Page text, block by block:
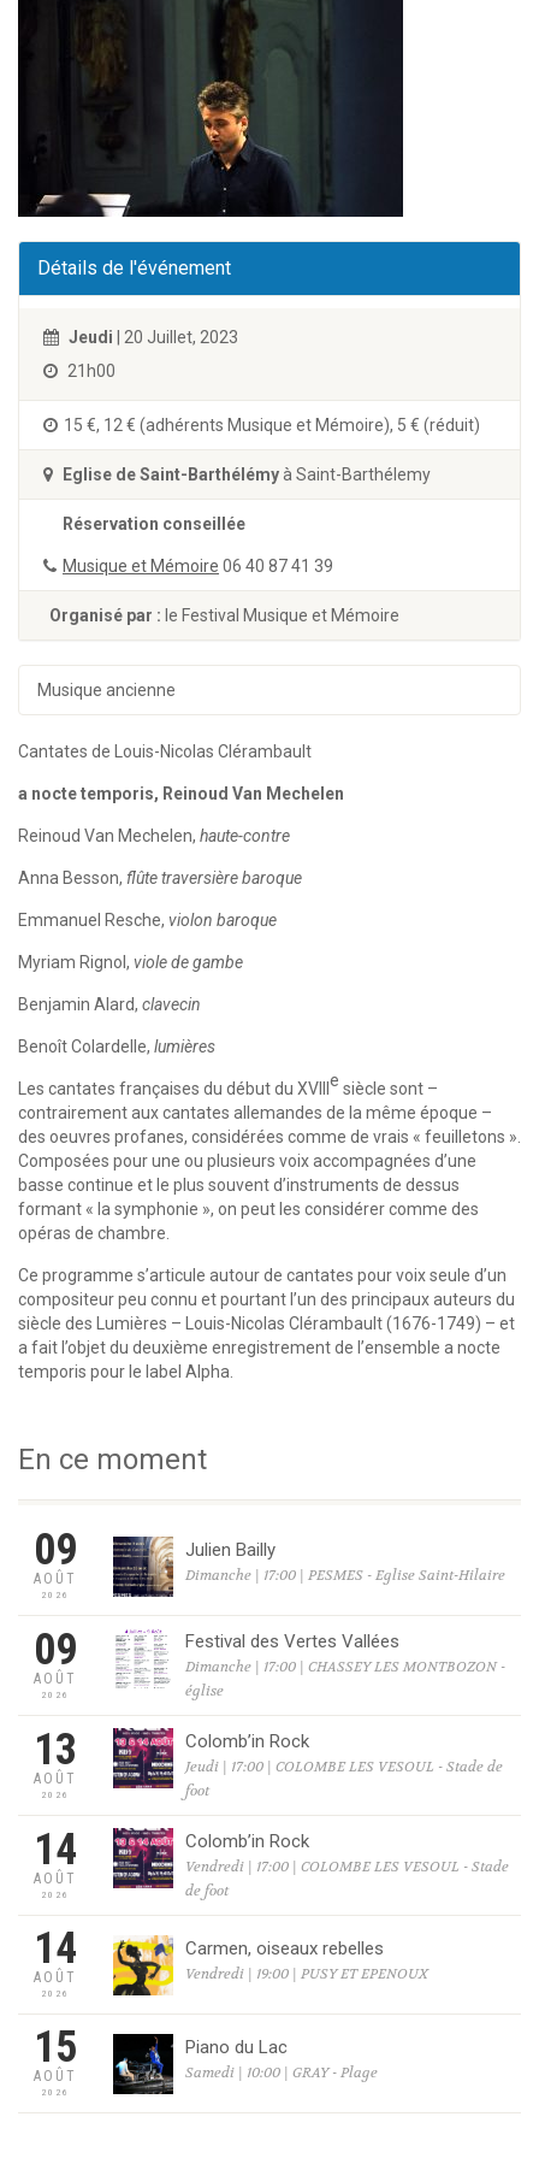
Détails de l'événement
Jeudi | 20 Juillet, 2023
21h00
15 €, 12 € (adhérents Musique et Mémoire), 5 € (réduit)
Eglise de Saint-Barthélémyà Saint-Barthélemy
Réservation conseillée
Musique et Mémoire 06 40 87 41 39
Organisé par : le Festival Musique et Mémoire
Musique ancienne
Cantates de Louis-Nicolas Clérambault
a nocte temporis, Reinoud Van Mechelen
Reinoud Van Mechelen, haute-contre
Anna Besson, flûte traversière baroque
Emmanuel Resche, violon baroque
Myriam Rignol, viole de gambe
Benjamin Alard, clavecin
Benoît Colardelle, lumières
Les cantates françaises du début du XVIII e siècle sont –
contrairement aux cantates allemandes de la même époque –
des oeuvres profanes, considérées comme de vrais « feuilletons ».
Composées pour une ou plusieurs voix accompagnées d’une
basse continue et le plus souvent d’instruments de dessus
formant « la symphonie », on peut les considérer comme des
opéras de chambre.
Ce programme s’articule autour de cantates pour voix seule d’un
compositeur peu connu et pourtant l’un des principaux auteurs du
siècle des Lumières – Louis-Nicolas Clérambault (1676-1749) – et
a fait l’objet du deuxième enregistrement de l’ensemble a nocte
temporis pour le label Alpha.
En ce moment
09
AOÛT
2026
Julien Bailly
Dimanche | 17:00 | PESMES - Eglise Saint-Hilaire
09
AOÛT
2026
Festival des Vertes Vallées
Dimanche | 17:00 | CHASSEY LES MONTBOZON -
église
13
AOÛT
2026
Colomb’in Rock
Jeudi | 17:00 | COLOMBE LES VESOUL - Stade de
foot
14
AOÛT
2026
Colomb’in Rock
Vendredi | 17:00 | COLOMBE LES VESOUL - Stade
de foot
14
AOÛT
2026
Carmen, oiseaux rebelles
Vendredi | 19:00 | PUSY ET EPENOUX
15
AOÛT
2026
Piano du Lac
Samedi | 10:00 | GRAY - Plage